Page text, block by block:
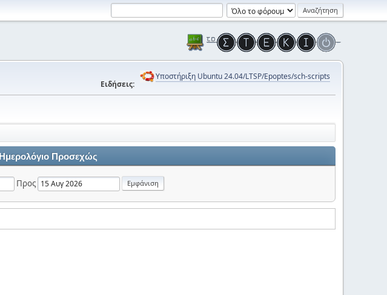
Ειδήσεις:
Υποστήριξη Ubuntu 24.04/LTSP/Epoptes/sch-scripts
Ημερολόγιο Προσεχώς
Προς